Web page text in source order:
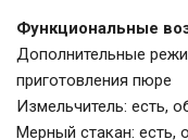
Функциональные
Дополнительные
приготовления пюре
Измельчитель: есть,
Мерный стакан: есть,